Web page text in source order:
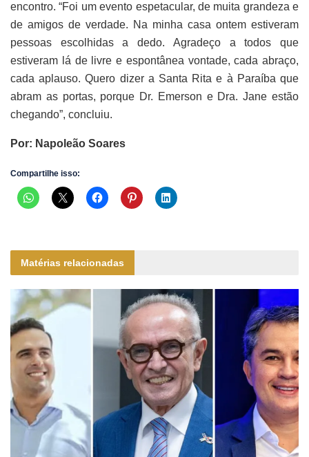
encontro. “Foi um evento espetacular, de muita grandeza e
de amigos de verdade. Na minha casa ontem estiveram
pessoas escolhidas a dedo. Agradeço a todos que
estiveram lá de livre e espontânea vontade, cada abraço,
cada aplauso. Quero dizer a Santa Rita e à Paraíba que
abram as portas, porque Dr. Emerson e Dra. Jane estão
chegando”, concluiu.
Por: Napoleão Soares
Compartilhe isso:
Matérias relacionadas